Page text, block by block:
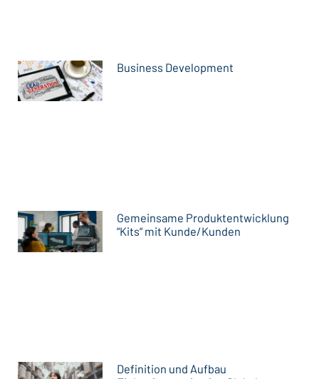
Business Development
Gemeinsame Produktentwicklung
“Kits“ mit Kunde/Kunden
Definition und Aufbau